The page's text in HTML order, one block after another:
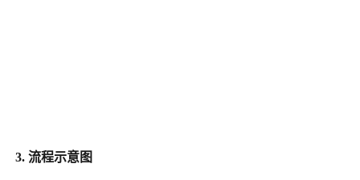
3. 流程示意图